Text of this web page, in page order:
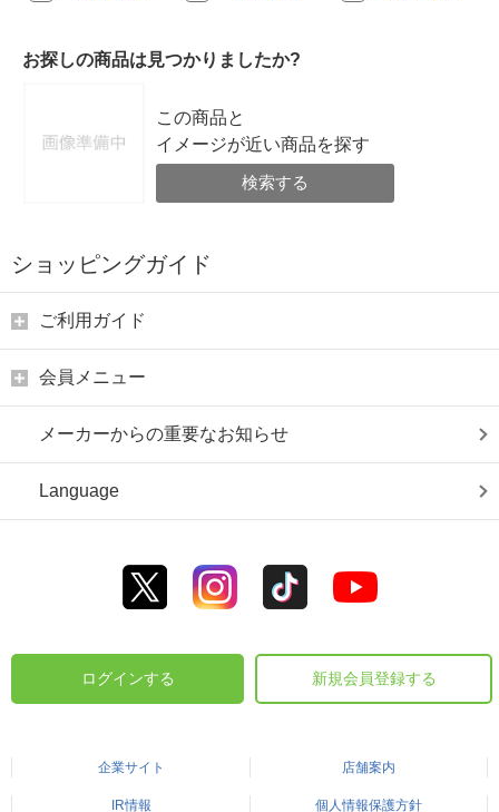
お探しの商品は見つかりましたか?
この商品と
イメージが近い商品を探す
検索する
ショッピングガイド
ご利用ガイド
会員メニュー
メーカーからの重要なお知らせ
Language
ログインする 新規会員登録する
企業サイト 店舗案内
IR情報 個人情報保護方針